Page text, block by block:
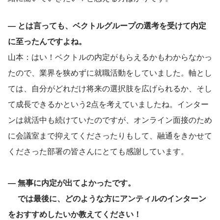
― とは言っても、ベクトルグループの選考を受けて内定
に至ったんですよね。
山本：はい！ベクトルの内定がもらえるかもわからなかっ
たので、業界を狭めずに就職活動をしていました。軸とし
ては、自分がどれだけ将来の選択肢を広げられるか、そし
て成長できるかという2点を考えていましたね。インター
ンは就活中も続けていたのですが、オンライン面接のため
に会議室まで抑えてくださったりもして、融通をきかせて
くださった部署の皆さんにとても感謝しています。
― 無事に内定が出てよかったです。
では最後に、どのような方にアンティルのインターン
をおすすめしたいか教えてください！